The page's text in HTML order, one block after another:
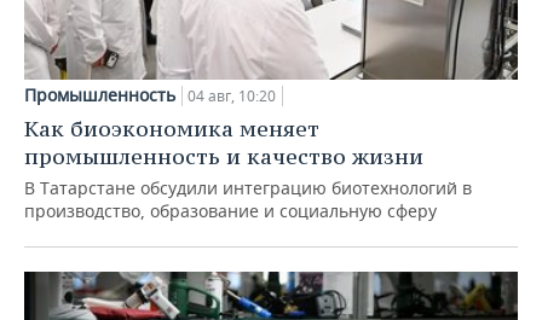
Промышленность 04 авг, 10:20
Как биоэкономика меняет
промышленность и качество жизни
В Татарстане обсудили интеграцию биотехнологий в
производство, образование и социальную сферу